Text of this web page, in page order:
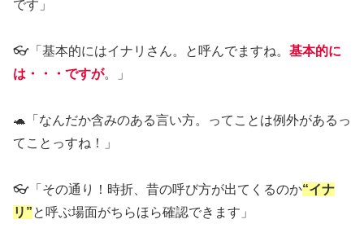
です」
👓「基本的にはイナリさん。と呼んでますね。 基本的に
は ・・・ ですが。」
🐢「なんだか含みのある言い方。ってことは例外があるっ
てことっすね！」
👓「その通り！時折、昔の呼び方が出てくるのか“イナ
リ”と呼ぶ場面がちらほら確認できます」